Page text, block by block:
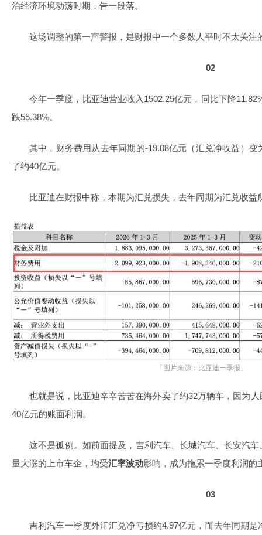
治经济环境动荡时期，告一段落。
这场调整的第一声警报，是财报中一个多数人平时不太关
02
今年一季度，比亚迪营业收入1502.25亿元，同比下降
跌55.38%。
其中，财务费用从去年同期的-19.08亿元（汇兑净收益）
了约40亿元。
比亚迪在财报中称，本期为汇兑损失，去年同期为汇兑收益
「图片来源：比亚迪一季报」
也就是说，比亚迪辛辛苦苦在海外卖了约32万辆车，因为
40亿元的账面利润。
这不是孤例。如前面提及，吉利汽车、长城汽车、长安汽
量大涨的上市车企，均受汇率波动影响，成为拖累一季度利润的
03
吉利汽车一季度外汇汇兑净亏损约4.97亿元，而去年同期